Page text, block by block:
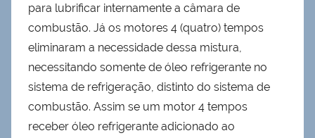
para lubrificar internamente a câmara de
combustão. Já os motores 4 (quatro) tempos
eliminaram a necessidade dessa mistura,
necessitando somente de óleo refrigerante no
sistema de refrigeração, distinto do sistema de
combustão. Assim se um motor 4 tempos
receber óleo refrigerante adicionado ao